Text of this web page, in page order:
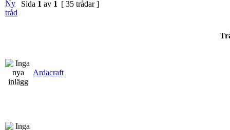
Sida 1 av 1 [ 35 trådar ]
Ardacraft